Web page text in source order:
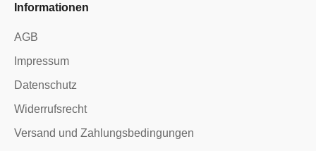
Informationen
AGB
Impressum
Datenschutz
Widerrufsrecht
Versand und Zahlungsbedingungen